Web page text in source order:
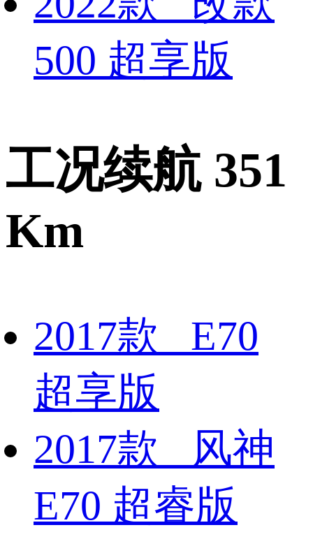
500 超享版
工况续航 351
Km
2017款 E70
超享版
2017款 风神
E70 超睿版